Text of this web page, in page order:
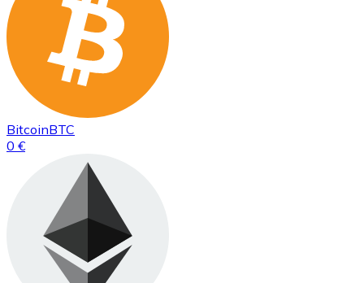
BitcoinBTC
0 €